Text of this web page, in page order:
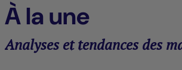
À la une
Analyses et tendances des